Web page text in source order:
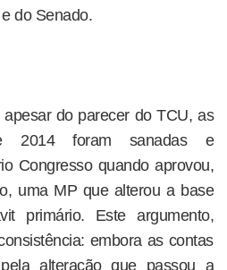
do Senado.
do parecer do TCU, as
2014 foram sanadas e
Congresso quando aprovou,
uma MP que alterou a base
primário. Este argumento,
embora as contas
alteração que passou a